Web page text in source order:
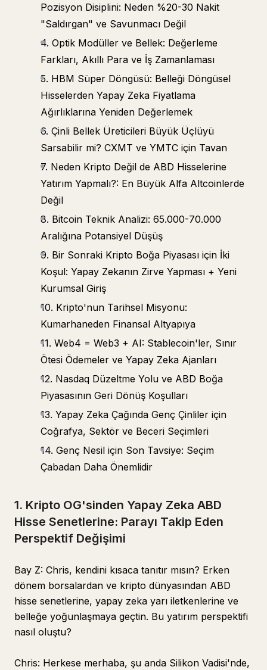
Pozisyon Disiplini: Neden %20-30 Nakit
"Saldırgan" ve Savunmacı Değil
4. Optik Modüller ve Bellek: Değerleme
Farkları, Akıllı Para ve İş Zamanlaması
5. HBM Süper Döngüsü: Belleği Döngüsel
Hisselerden Yapay Zeka Fiyatlama
Ağırlıklarına Yeniden Değerlemek
6. Çinli Bellek Üreticileri Büyük Üçlüyü
Sarsabilir mi? CXMT ve YMTC için Tavan
7. Neden Kripto Değil de ABD Hisselerine
Yatırım Yapmalı?: En Büyük Alfa Altcoinlerde
Değil
8. Bitcoin Teknik Analizi: 65.000-70.000
Aralığına Potansiyel Düşüş
9. Bir Sonraki Kripto Boğa Piyasası için İki
Koşul: Yapay Zekanın Zirve Yapması + Yeni
Kurumsal Giriş
10. Kripto'nun Tarihsel Misyonu:
Kumarhaneden Finansal Altyapıya
11. Web4 = Web3 + AI: Stablecoin'ler, Sınır
Ötesi Ödemeler ve Yapay Zeka Ajanları
12. Nasdaq Düzeltme Yolu ve ABD Boğa
Piyasasının Geri Dönüş Koşulları
13. Yapay Zeka Çağında Genç Çinliler için
Coğrafya, Sektör ve Beceri Seçimleri
14. Genç Nesil için Son Tavsiye: Seçim
Çabadan Daha Önemlidir
1. Kripto OG'sinden Yapay Zeka ABD
Hisse Senetlerine: Parayı Takip Eden
Perspektif Değişimi
Bay Z: Chris, kendini kısaca tanıtır mısın? Erken
dönem borsalardan ve kripto dünyasından ABD
hisse senetlerine, yapay zeka yarı iletkenlerine ve
belleğe yoğunlaşmaya geçtin. Bu yatırım perspektifi
nasıl oluştu?
Chris: Herkese merhaba, şu anda Silikon Vadisi'nde,